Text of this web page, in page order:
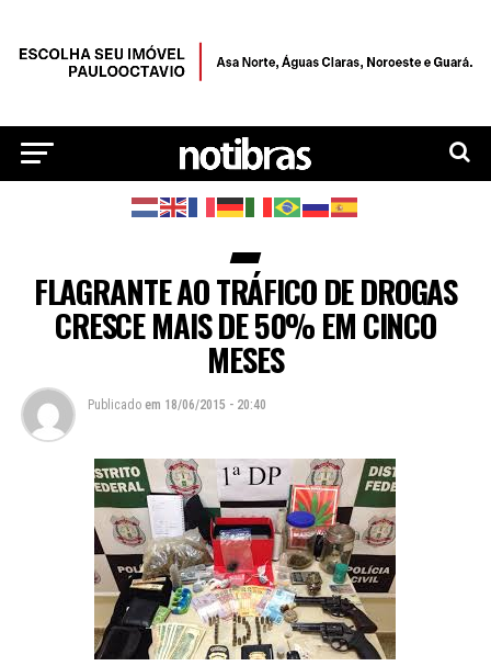
FLAGRANTE AO TRÁFICO DE DROGAS
CRESCE MAIS DE 50% EM CINCO
MESES
Publicado em 18/06/2015 - 20:40